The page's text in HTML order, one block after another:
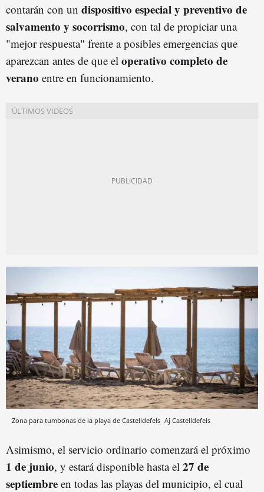
contarán con un dispositivo especial y preventivo de
salvamento y socorrismo, con tal de propiciar una
"mejor respuesta" frente a posibles emergencias que
aparezcan antes de que el operativo completo de
verano entre en funcionamiento.
Zona para tumbonas de la playa de Castelldefels Aj Castelldefels
Asimismo, el servicio ordinario comenzará el próximo
1 de junio, y estará disponible hasta el 27 de
septiembre en todas las playas del municipio, el cual